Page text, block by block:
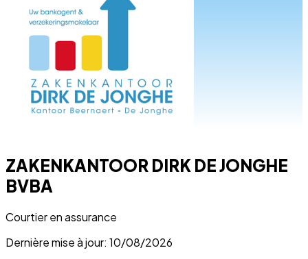
ZAKENKANTOOR DIRK DE JONGHE
BVBA
Courtier en assurance
Dernière mise à jour: 10/08/2026